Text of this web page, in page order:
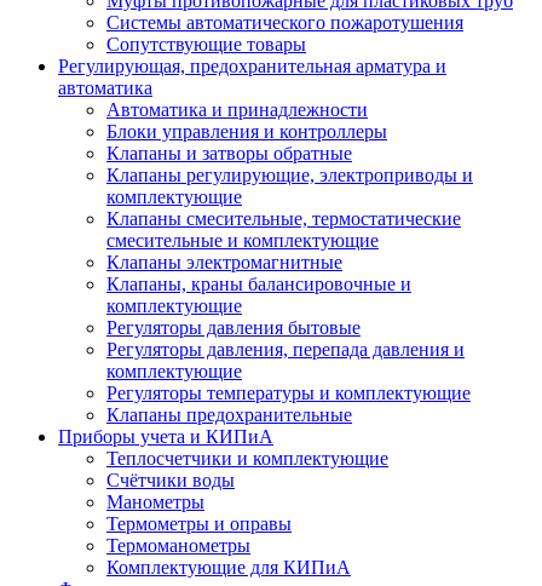
Системы автоматического пожаротушения
Сопутствующие товары
Регулирующая, предохранительная арматура и
автоматика
Автоматика и принадлежности
Блоки управления и контроллеры
Клапаны и затворы обратные
Клапаны регулирующие, электроприводы и
комплектующие
Клапаны смесительные, термостатические
смесительные и комплектующие
Клапаны электромагнитные
Клапаны, краны балансировочные и
комплектующие
Регуляторы давления бытовые
Регуляторы давления, перепада давления и
комплектующие
Регуляторы температуры и комплектующие
Клапаны предохранительные
Приборы учета и КИПиА
Теплосчетчики и комплектующие
Счётчики воды
Манометры
Термометры и оправы
Термоманометры
Комплектующие для КИПиА